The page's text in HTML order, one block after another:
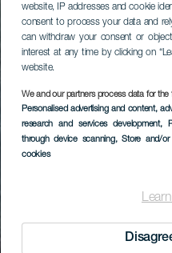
website, IP addresses and cookie
consent to process your data and
can withdraw your consent or
interest at any time by clicking on
website.
We and our partners process data for the
Personalised advertising and content,
research and services development,
through device scanning, Store and/or
cookies